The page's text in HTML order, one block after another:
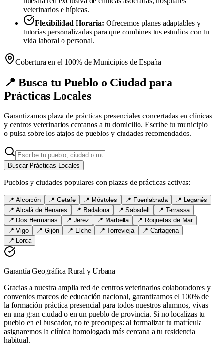
veterinarios e hípicas.
Flexibilidad Horaria: Ofrecemos planes adaptables y
tutorías personalizadas para que combines tus estudios con tu
vida laboral o personal.
Cobertura en el 100% de Municipios de España
📍 Busca tu Pueblo o Ciudad para
Prácticas Locales
Garantizamos plaza de prácticas presenciales concertadas en clínicas
y centros veterinarios cercanos a tu domicilio. Escribe tu municipio
o pulsa sobre los atajos de pueblos y ciudades recomendados.
Buscar Prácticas Locales
Pueblos y ciudades populares con plazas de prácticas activas:
📍 Alcorcón 📍 Getafe 📍 Móstoles 📍 Fuenlabrada 📍 Leganés
📍 Alcalá de Henares 📍 Badalona 📍 Sabadell 📍 Terrassa
📍 Dos Hermanas 📍 Jerez 📍 Marbella 📍 Roquetas de Mar
📍 Vigo 📍 Gijón 📍 Elche 📍 Torrevieja 📍 Cartagena
📍 Lorca
Garantía Geográfica Rural y Urbana
Gracias a nuestra amplia red de centros veterinarios colaboradores y
convenios marcos de educación nacional, garantizamos el 100% de
la formación práctica presencial para todos nuestros alumnos, vivas
en una gran ciudad o en un pueblo de provincia. Si no localizas tu
pueblo en el buscador, no te preocupes: al formalizar tu matrícula
asignaremos la clínica homologada más cercana a tu residencia
habitual.